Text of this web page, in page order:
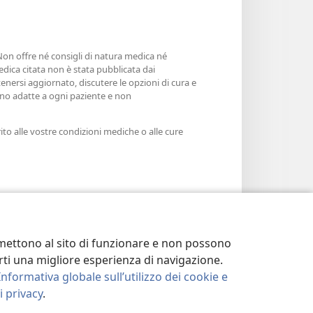
al sito di funzionare e non possono
una migliore esperienza di navigazione.
globale sull’utilizzo dei cookie e
privacy.
offre né consigli di natura medica né
citata non è stata pubblicata dai
aggiornato, discutere le opzioni di cura e
adatte a ogni paziente e non
alle vostre condizioni mediche o alle cure
PRIVACY